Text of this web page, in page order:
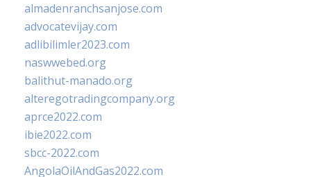
almadenranchsanjose.com
advocatevijay.com
adlibilimler2023.com
naswwebed.org
balithut-manado.org
alteregotradingcompany.org
aprce2022.com
ibie2022.com
sbcc-2022.com
AngolaOilAndGas2022.com